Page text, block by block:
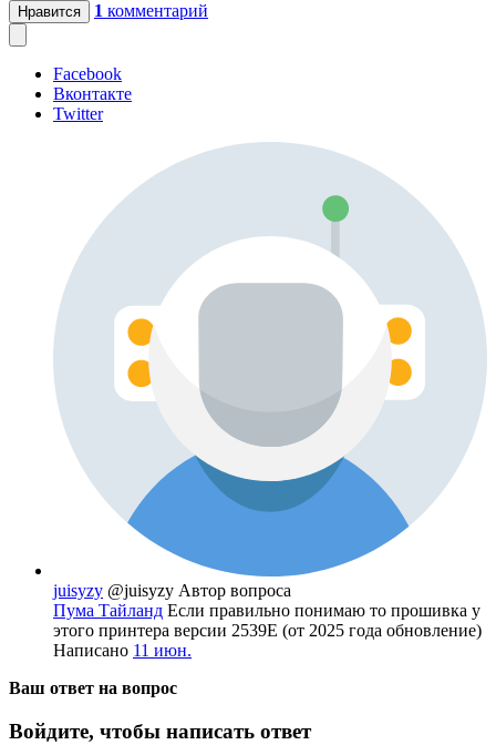
Нравится 1 комментарий
Facebook
Вконтакте
Twitter
juisyzy @juisyzy Автор вопроса
Пума Тайланд Если правильно понимаю то прошивка у
этого принтера версии 2539E (от 2025 года обновление)
Написано 11 июн.
Ваш ответ на вопрос
Войдите, чтобы написать ответ